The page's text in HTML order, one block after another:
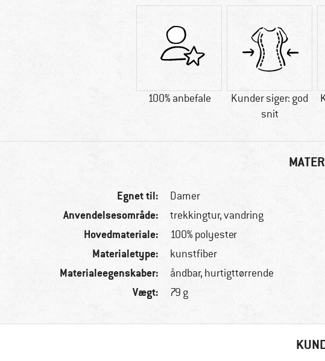
100% anbefale
Kunder siger: god
snit
Egnet til: Damer
Anvendelsesområde: trekkingtur, vandring
Hovedmateriale: 100% polyester
Materialetype: kunstfiber
Materialeegenskaber: åndbar, hurtigttørrende
Vægt: 79 g